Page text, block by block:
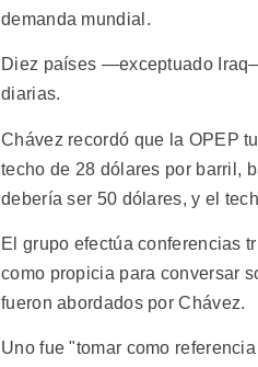
demanda mundial.
Diez países —exceptuado
diarias.
Chávez recordó que la OPEP
techo de 28 dólares por barril,
debería ser 50 dólares, y el
El grupo efectúa conferencias
como propicia para conversar
fueron abordados por Chávez.
Uno fue "tomar como